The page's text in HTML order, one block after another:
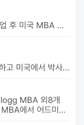
성균관대 반도체시스템공학과 졸업 후 미국 MBA 졸업하였습니다.
Welcome! 국내 학부/석사 졸업하고 미국에서 박사과정 재학중입니다. ...
MBA 외8개
Haas, Kellogg, Sloan 등 Top MBA에서 어드미션을 받았으며 21년 가을...